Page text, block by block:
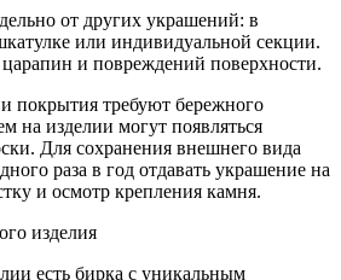
от других украшений: в
или индивидуальной секции.
и повреждений поверхности.
покрытия требуют бережного
на изделии могут появляться
Для сохранения внешнего вида
раза в год отдавать украшение на
и осмотр крепления камня.
изделия
есть бирка с уникальным